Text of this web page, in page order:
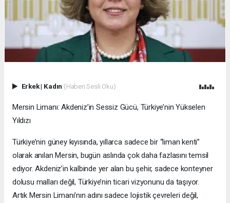
Erkek| Kadın (Haberi Sesli Oku)
Mersin Limanı: Akdeniz’in Sessiz Gücü, Türkiye’nin Yükselen
Yıldızı
Türkiye’nin güney kıyısında, yıllarca sadece bir “liman kenti”
olarak anılan Mersin, bugün aslında çok daha fazlasını temsil
ediyor. Akdeniz’in kalbinde yer alan bu şehir, sadece konteyner
dolusu malları değil, Türkiye’nin ticari vizyonunu da taşıyor.
Artık Mersin Limanı’nın adını sadece lojistik çevreleri değil,